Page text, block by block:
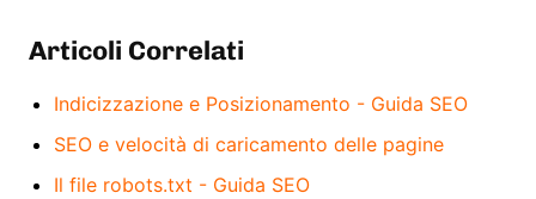
Articoli Correlati
Indicizzazione e Posizionamento - Guida SEO
SEO e velocità di caricamento delle pagine
Il file robots.txt - Guida SEO